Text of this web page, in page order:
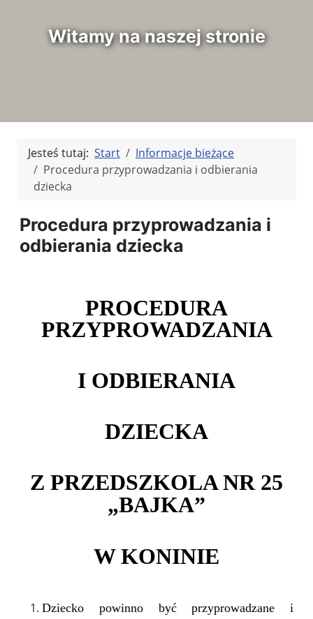
Witamy na naszej stronie
Jesteś tutaj: Start
Informacje bieżące
Procedura przyprowadzania i odbierania
dziecka
Procedura przyprowadzania i
odbierania dziecka
PROCEDURA
PRZYPROWADZANIA
I ODBIERANIA
DZIECKA
Z PRZEDSZKOLA NR 25
„BAJKA”
W KONINIE
Dziecko powinno być przyprowadzane i